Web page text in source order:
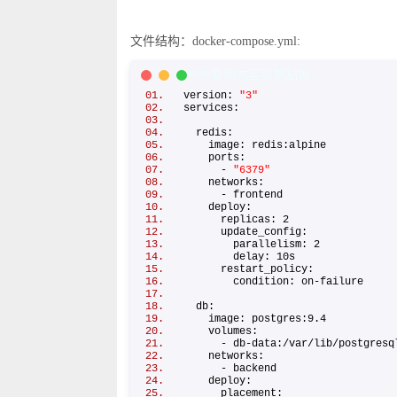
文件结构：docker-compose.yml:
C/C++ Code
version: "3"
services:
redis:
image: redis:alpine
ports:
- "6379"
networks:
- frontend
deploy:
replicas: 2
update_config:
parallelism: 2
delay: 10s
restart_policy:
condition: on-failure
db:
image: postgres:9.4
volumes:
- db-data:/var/lib/
networks:
- backend
deploy:
placement: